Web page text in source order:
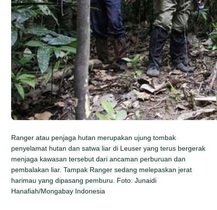
Ranger atau penjaga hutan merupakan ujung tombak
penyelamat hutan dan satwa liar di Leuser yang terus bergerak
menjaga kawasan tersebut dari ancaman perburuan dan
pembalakan liar. Tampak Ranger sedang melepaskan jerat
harimau yang dipasang pemburu. Foto: Junaidi
Hanafiah/Mongabay Indonesia